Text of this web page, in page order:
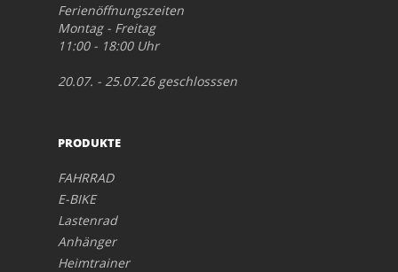
Ferienöffnungszeiten
Montag - Freitag
11:00 - 18:00 Uhr
20.07. - 25.07.26 geschlosssen
PRODUKTE
FAHRRAD
E-BIKE
Lastenrad
Anhänger
Heimtrainer